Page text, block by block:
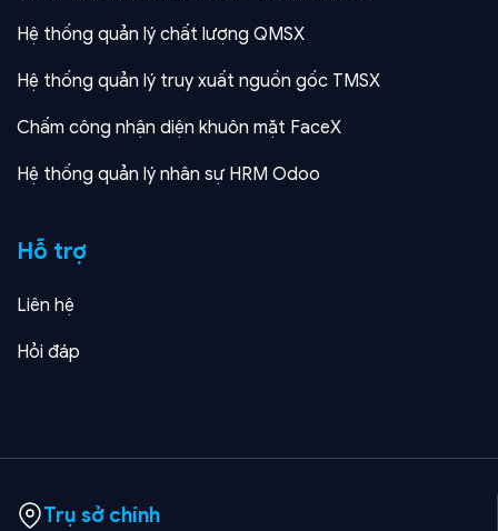
Hệ thống quản lý chất lượng QMSX
Hệ thống quản lý truy xuất nguồn gốc TMSX
Chấm công nhận diện khuôn mặt FaceX
Hệ thống quản lý nhân sự HRM Odoo
Hỗ trợ
Liên hệ
Hỏi đáp
Trụ sở chính